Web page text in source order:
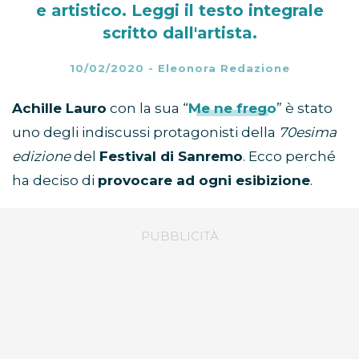
e artistico. Leggi il testo integrale
scritto dall'artista.
10/02/2020 - Eleonora Redazione
Achille Lauro con la sua “Me ne frego” è stato
uno degli indiscussi protagonisti della 70esima
edizionedel Festival di Sanremo. Ecco perché
ha deciso di provocare ad ogni esibizione.